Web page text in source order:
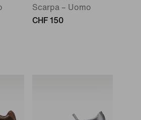
Scarpa – Uomo
CHF 150